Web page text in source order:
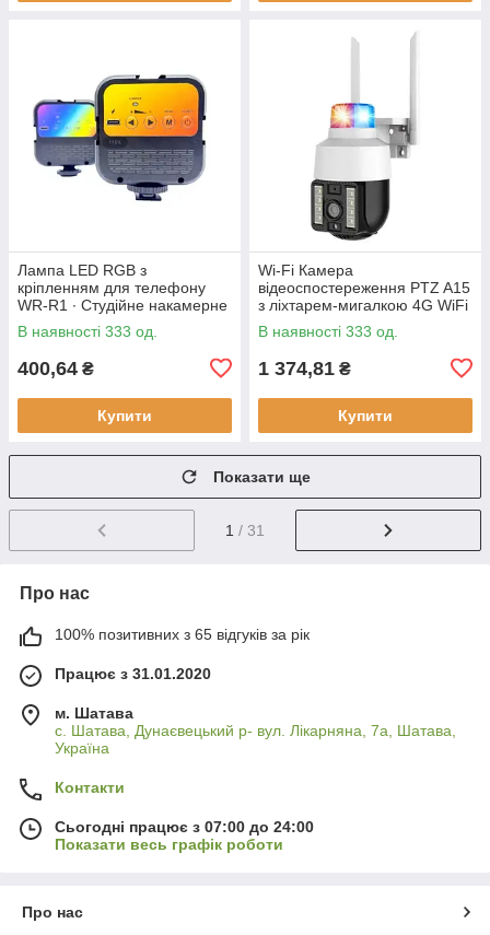
Лампа LED RGB з
кріпленням для телефону
WR-R1 ∙ Студійне накамерне
світло 3000-7000K
В наявності 333 од.
400,64 ₴
Купити
Wi-Fi Камера
відеоспостереження PTZ A15
з ліхтарем-мигалкою 4G WiFi
Вулична відеокамера з
керуванням від телефону,
В наявності 333 од.
1 374,81 ₴
Купити
Показати ще
1 / 31
Про нас
100% позитивних з 65 відгуків за рік
Працює з 31.01.2020
м. Шатава
с. Шатава, Дунаєвецький р- вул. Лікарняна, 7а, Шатава,
Україна
Контакти
Сьогодні працює з 07:00 до 24:00
Показати весь графік роботи
Про нас